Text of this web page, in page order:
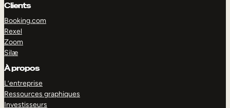
Clients
Booking.com
Rexel
Zoom
Silæ
À propos
L’entreprise
Ressources graphiques
Investisseurs